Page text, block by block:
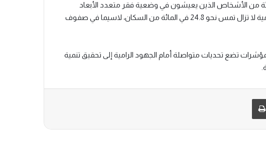
الاجتماعي، أبرزت الوثيقة أن 72 في المائة من الأشخاص الذين يعيشون في وضعية فقر متعدد الأبعاد
يتركزون بالوسط القروي. كما أشار التقرير إلى أن الأمية لا تزال تمس نحو 24.8 في المائة من السكان، لاسيما في صفوف
تضع تحديات متواصلة أمام الجهود الرامية إلى تحقيق تنمية